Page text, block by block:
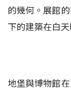
的幾何。展館
下的建築在白
地堡與博物館